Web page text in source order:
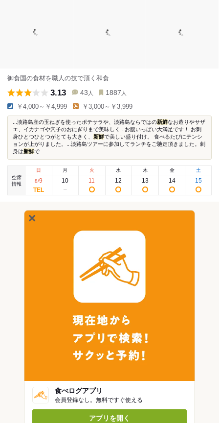
御食国の食材を職人の技で頂く和食
3.13 43 人 1887 人
￥4,000～￥4,999 ￥3,000～￥3,999
...淡路島産の玉ねぎを使ったポテサラや、淡路島ならではの新鮮なお造りやサザ
エ、イカナゴや穴子のおにぎりまで美味しく...お腹いっぱい大満足です！ お刺
身ひとつひとつがとても大きく、 新鮮で美しい盛り付け。 食べるたびにテンシ
ョンが上がりました。...淡路島ツアーに参加してランチをご馳走頂きました。刺
身は新鮮で...
空席
情報
日
8/9
月
10
火
11
水
12
木
13
金
14
土
15
食べログアプリ
会員登録なし。無料ですぐ使える
アプリを開く